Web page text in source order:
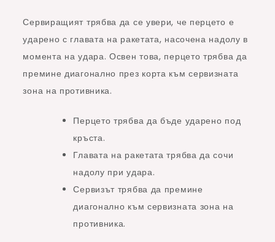
Сервиращият трябва да се увери, че перцето е
ударено с главата на ракетата, насочена надолу в
момента на удара. Освен това, перцето трябва да
премине диагонално през корта към сервизната
зона на противника.
Перцето трябва да бъде ударено под
кръста.
Главата на ракетата трябва да сочи
надолу при удара.
Сервизът трябва да премине
диагонално към сервизната зона на
противника.